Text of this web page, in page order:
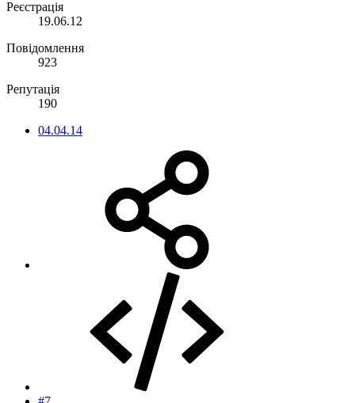
Реєстрація
19.06.12
Повідомлення
923
Репутація
190
04.04.14